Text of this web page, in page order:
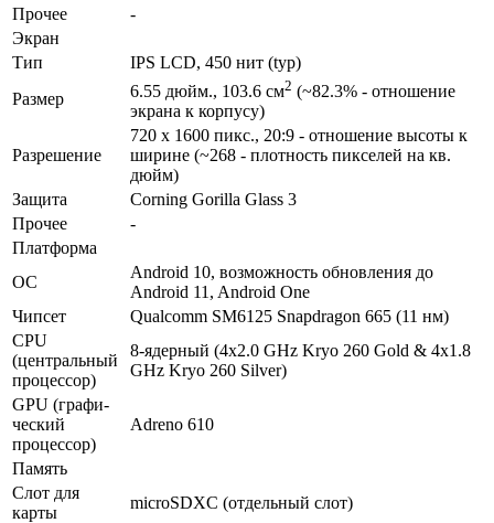
Прочее
-
Экран
Тип
IPS LCD, 450 нит (typ)
Размер
6.55 дюйм., 103.6 см2 (~82.3% - отношение
экрана к корпусу)
Разре­шение
720 x 1600 пикс., 20:9 - отношение высоты к
ширине (~268 - плотность пикселей на кв.
дюйм)
Защита
Corning Gorilla Glass 3
Прочее
-
Платформа
ОС
Android 10, возможность обновления до
Android 11, Android One
Чипсет
Qualcomm SM6125 Snapdragon 665 (11 нм)
CPU
(централь­ный
процес­сор)
8-ядерный (4x2.0 GHz Kryo 260 Gold & 4x1.8
GHz Kryo 260 Silver)
GPU (графи­
ческий
процес­сор)
Adreno 610
Память
Слот для
карты
microSDXC (отдельный слот)